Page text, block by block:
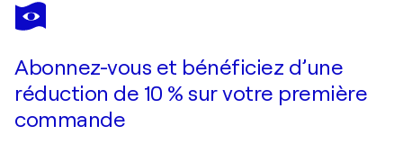
TATIANA ILIINA
ELUSIVE ENCLAVE
Abonnez-vous et bénéficiez d’une
réduction de 10 % sur votre première
commande